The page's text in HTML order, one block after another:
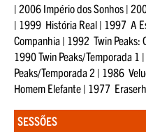
| 2006 Império dos Sonhos |
| 1999 História Real | 1997 A
Companhia | 1992 Twin Peaks:
1990 Twin Peaks/Temporada
Peaks/Temporada 2 | 1986
Homem Elefante | 1977
SESSÕES